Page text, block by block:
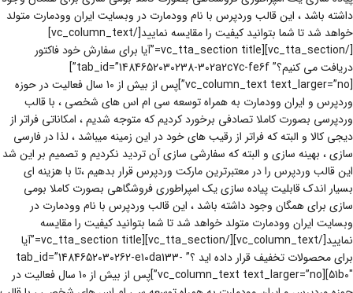
داشته باشد ، این قالب وردپرس با نام وودمارت در وبسایت ایران وودمارت متولد
خواهد شد تا شما بتوانید کیفیت را مقایسه نمایید[/vc_column_text]
[/vc_tta_section][vc_tta_section title=”آیا برای سفارش خود فاکتور
دریافت می کنیم؟” tab_id=”1484652030238-302a2c7c-fe6f”]
[vc_column_text text_larger=”no”]پس از بیش از 10 سال فعالیت در حوزه
وردپرس و ایران وودمارت به همراه توسعه سی ام اس های شخصی ، با قالب
وردپرسی بصورت کاملا تصادفی برخورد کردیم که متوجه شدیم ، امکاناتی فراتر از
دیجی کالا و البته که فراتر از رقیب های خود در این زمینه میباشد ، لذا در فارسی
سازی ، بهینه سازی و البته که سفارشی سازی آن تردید نکردیم و تصمیم بر این شد
این قالب وردپرس را در معتبرترین مارکت وردپرس قرار بدهیم ،تا با هزینه ای
بسیار اندک قابلیت پیاده سازی یک امپراطوری فروشگاهی بصورت کاملا بومی
سازی برای همگان وجود داشته باشد ، این قالب وردپرس با نام وودمارت در
وبسایت ایران وودمارت متولد خواهد شد تا شما بتوانید کیفیت را مقایسه
نمایید[/vc_column_text][/vc_tta_section][vc_tta_section title=”آیا
برای محصولات تخفیف قرار داده اید ؟” tab_id=”1484652030262-e10da133-
51b0″][vc_column_text text_larger=”no”]پس از بیش از 10 سال فعالیت در